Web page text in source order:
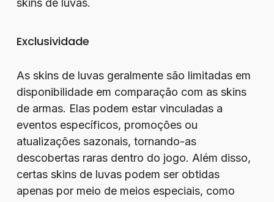
skins de luvas.
Exclusividade
As skins de luvas geralmente são limitadas em
disponibilidade em comparação com as skins
de armas. Elas podem estar vinculadas a
eventos específicos, promoções ou
atualizações sazonais, tornando-as
descobertas raras dentro do jogo. Além disso,
certas skins de luvas podem ser obtidas
apenas por meio de meios especiais, como